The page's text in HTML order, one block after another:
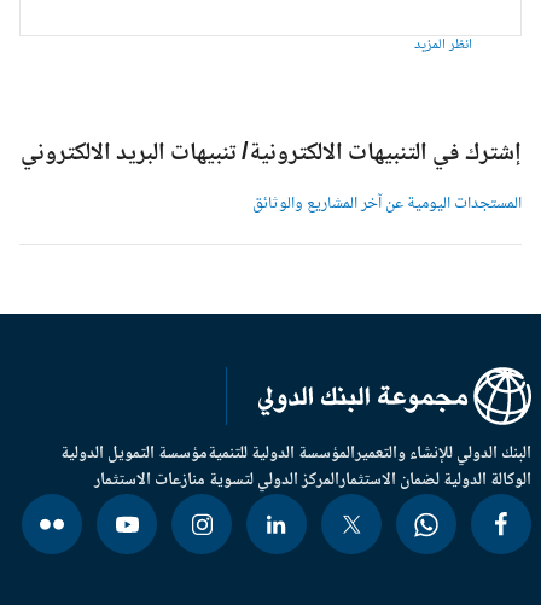
انظر المزيد
إشترك في التنبيهات الالكترونية/ تنبيهات البريد الالكتروني
المستجدات اليومية عن آخر المشاريع والوثائق
الدولي للإنشاء والتعميرالمؤسسة الدولية للتنميةمؤسسة التمويل الدولية
الدولية لضمان الاستثمارالمركز الدولي لتسوية منازعات الاستثمار